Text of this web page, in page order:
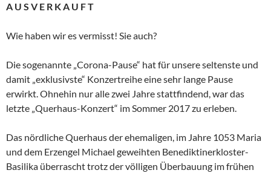
A U S V E R K A U F T
Wie haben wir es vermisst! Sie auch?
Die sogenannte „Corona-Pause“ hat für unsere seltenste und
damit „exklusivste“ Konzertreihe eine sehr lange Pause
erwirkt. Ohnehin nur alle zwei Jahre stattfindend, war das
letzte „Querhaus-Konzert“ im Sommer 2017 zu erleben.
Das nördliche Querhaus der ehemaligen, im Jahre 1053 Maria
und dem Erzengel Michael geweihten Benediktinerkloster-
Basilika überrascht trotz der völligen Überbauung im frühen